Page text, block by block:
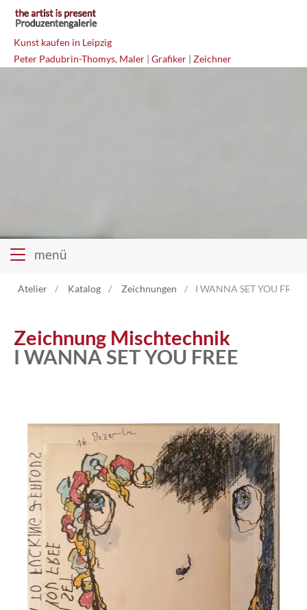
Kunst kaufen in Leipzig
Peter Padubrin-Thomys, Maler | Grafiker | Zeichner
menü
Atelier
Katalog
Vita
Atelier Katalog Zeichnungen I WANNA SET YOU
Zeichnung Mischtechnik
I WANNA SET YOU FREE